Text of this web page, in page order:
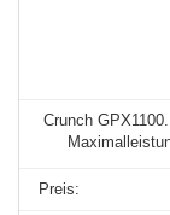
Crunch